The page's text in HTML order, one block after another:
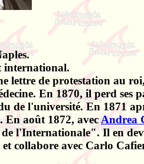
international.
lettre de protestation au
En 1870, il perd ses
de l'université. En 1871
.En août 1872, avecAndrea
l'Internationale". Il en
et collabore avec Carlo